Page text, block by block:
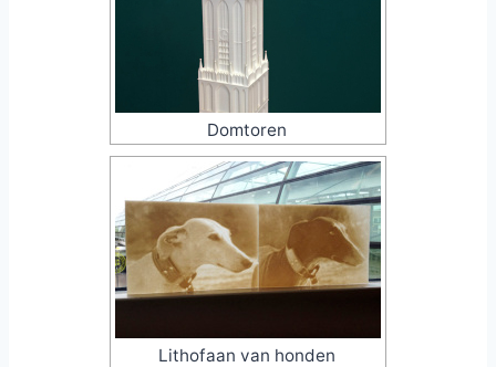
Domtoren
Lithofaan van honden